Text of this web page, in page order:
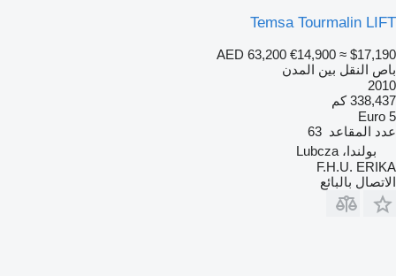
Temsa Tourmalin LIFT
AED 63,200 €14,900 ≈ $17,190
باص النقل بين المدن
2010
338,437 كم
Euro 5
عدد المقاعد 63
بولندا، Lubcza
F.H.U. ERIKA
الاتصال بالبائع